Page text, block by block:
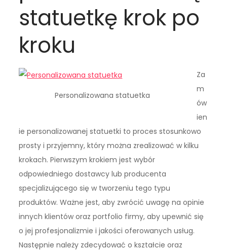
statuetkę krok po
kroku
Personalizowana statuetka
Za
m
ów
ien
ie personalizowanej statuetki to proces stosunkowo
prosty i przyjemny, który można zrealizować w kilku
krokach. Pierwszym krokiem jest wybór
odpowiedniego dostawcy lub producenta
specjalizującego się w tworzeniu tego typu
produktów. Ważne jest, aby zwrócić uwagę na opinie
innych klientów oraz portfolio firmy, aby upewnić się
o jej profesjonalizmie i jakości oferowanych usług.
Następnie należy zdecydować o kształcie oraz